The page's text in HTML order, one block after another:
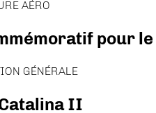
AÉRO
pour
GÉNÉRALE
II